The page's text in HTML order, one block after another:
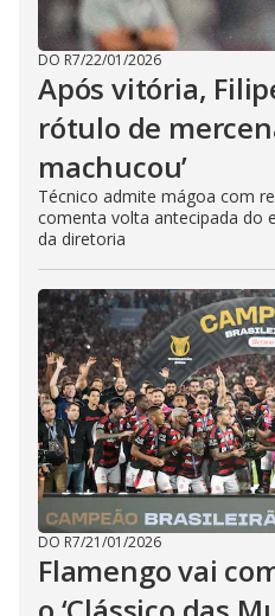
DO R7/22/01/2026
Após vitória,
rótulo de
machucou’
Técnico admite mágoa com
comenta volta antecipada do
da diretoria
DO R7/21/01/2026
Flamengo vai